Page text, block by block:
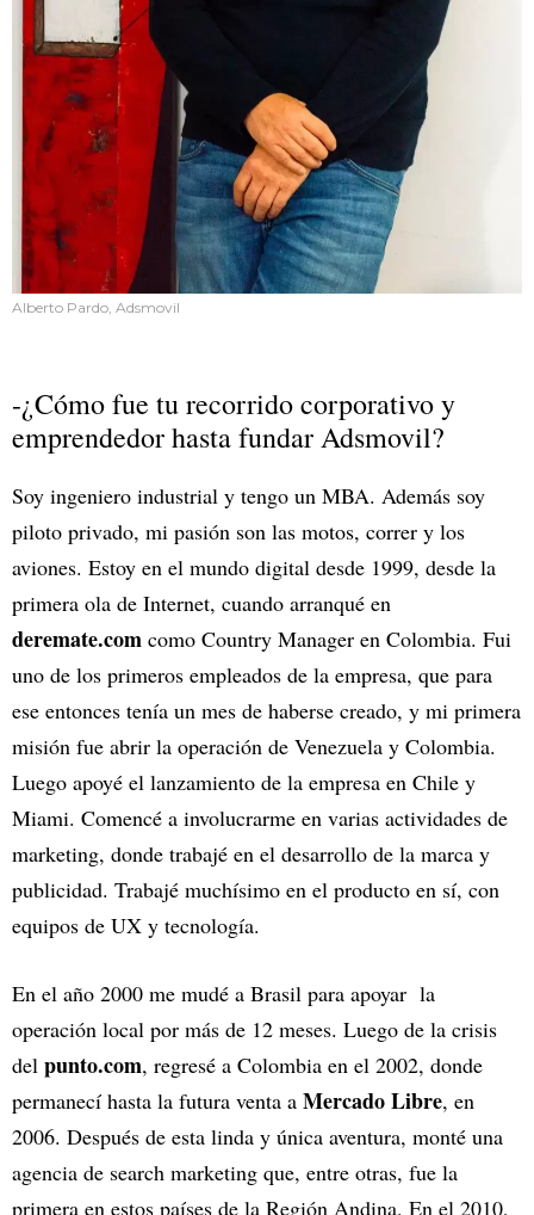
Alberto Pardo, Adsmovil
-¿Cómo fue tu recorrido corporativo y
emprendedor hasta fundar Adsmovil?
Soy ingeniero industrial y tengo un MBA. Además soy
piloto privado, mi pasión son las motos, correr y los
aviones. Estoy en el mundo digital desde 1999, desde la
primera ola de Internet, cuando arranqué en
deremate.com como Country Manager en Colombia. Fui
uno de los primeros empleados de la empresa, que para
ese entonces tenía un mes de haberse creado, y mi primera
misión fue abrir la operación de Venezuela y Colombia.
Luego apoyé el lanzamiento de la empresa en Chile y
Miami. Comencé a involucrarme en varias actividades de
marketing, donde trabajé en el desarrollo de la marca y
publicidad. Trabajé muchísimo en el producto en sí, con
equipos de UX y tecnología.
En el año 2000 me mudé a Brasil para apoyar la
operación local por más de 12 meses. Luego de la crisis
del punto.com, regresé a Colombia en el 2002, donde
permanecí hasta la futura venta a Mercado Libre, en
2006. Después de esta linda y única aventura, monté una
agencia de search marketing que, entre otras, fue la
primera en estos países de la Región Andina. En el 2010,